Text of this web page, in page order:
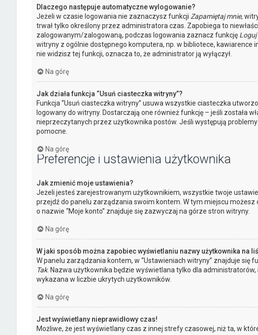
Dlaczego następuje automatyczne wylogowanie?
Jeżeli w czasie logowania nie zaznaczysz funkcji Zapamiętaj mnie,
trwał tylko określony przez administratora czas. Zapobiega to
zalogowanym/zalogowaną, podczas logowania zaznacz funkcję
witryny z ogólnie dostępnego komputera, np. w bibliotece,
nie widzisz tej funkcji, oznacza to, że administrator ją wyłączył.
Na górę
Jak działa funkcja “Usuń ciasteczka witryny”?
Funkcja “Usuń ciasteczka witryny” usuwa wszystkie ciasteczka
logowany do witryny. Dostarczają one również funkcję – jeśli została
nieprzeczytanych przez użytkownika postów. Jeśli występują
pomocne.
Na górę
Preferencje i ustawienia użytkownika
Jak zmienić moje ustawienia?
Jeżeli jesteś zarejestrowanym użytkownikiem, wszystkie twoje
przejdź do panelu zarządzania swoim kontem. W tym miejscu
o nazwie “Moje konto” znajduje się zazwyczaj na górze stron witryny.
Na górę
W jaki sposób można zapobiec wyświetlaniu nazwy użytkownika na
W panelu zarządzania kontem, w “Ustawieniach witryny” znajduje się
Tak. Nazwa użytkownika będzie wyświetlana tylko dla
wykazana w liczbie ukrytych użytkowników.
Na górę
Jest wyświetlany nieprawidłowy czas!
Możliwe, że jest wyświetlany czas z innej strefy czasowej, niż ta, w